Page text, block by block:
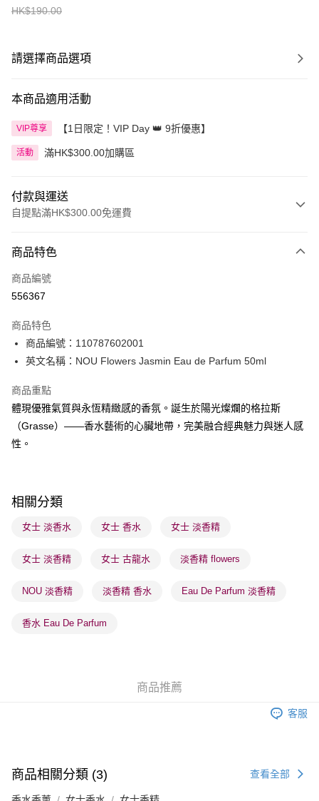
HK$190.00
請選擇商品選項
本商品適用活動
VIP尊享 【1日限定！VIP Day 👑 9折優惠】
活動 滿HK$300.00加購區
付款與運送
自提點滿HK$300.00免運費
信用卡
Apple Pay
PayMe
WeChat Pay
BoC Pay
送貨方式
順豐自助櫃 - 確認發貨後1-3個工作天送達
順豐站及營業點 - 確認發貨後1-3個工作天送達
物流公司進行物流配送
取。逾期會取消訂單，並不會安排重寄
取。逾期會取消訂單，並不會安排重寄
商品特色
商品編號
556367
商品特色
商品編號：110787602001
英文名稱：NOU Flowers Jasmin Eau de Parfum 50ml
商品重點
體現優雅氣質與永恆精緻感的香氛。誕生於陽光燦爛的格拉斯
（Grasse）——香水藝術的心臟地帶，完美融合經典魅力與迷人感
性。
相關分類
女士 淡香水 女士 香水 女士 淡香精
女士 淡香精 女士 古龍水 淡香精 flowers
NOU 淡香精 淡香精 香水 Eau De Parfum 淡香精
香水 Eau De Parfum
商品推薦
客服
商品相關分類 (3) 查看全部